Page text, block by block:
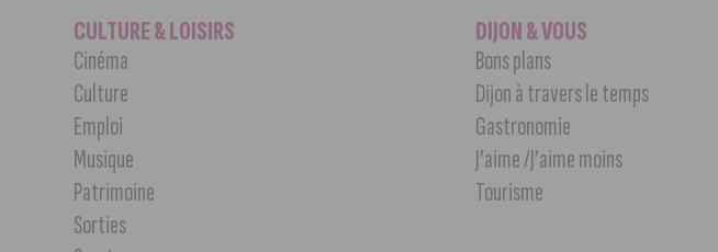
CULTURE & LOISIRS
Cinéma
Culture
Emploi
Musique
Patrimoine
Sorties
DIJON & VOUS
Bons plans
Dijon à travers le temps
Gastronomie
J’aime /J’aime moins
Tourisme